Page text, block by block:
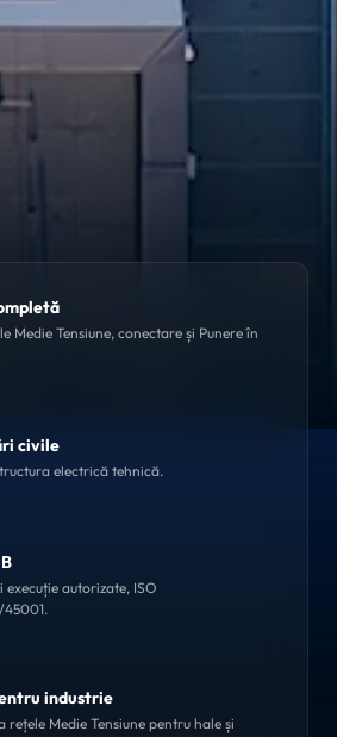
Medie Tensiune, conectare și Punere în
civile
electrică tehnică.
execuție autorizate, ISO
45001.
industrie
rețele Medie Tensiune pentru hale și